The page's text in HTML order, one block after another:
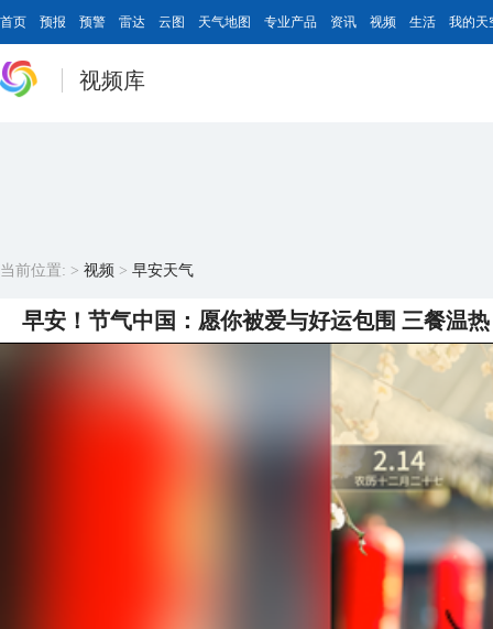
首页 预报 预警 雷达 云图 天气地图 专业产品 资讯 视频 生活 我的天
视频库
当前位置: > 视频 > 早安天气
早安！节气中国：愿你被爱与好运包围 三餐温